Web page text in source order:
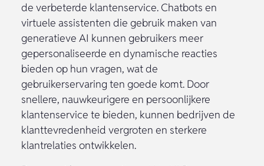
de verbeterde klantenservice. Chatbots en
virtuele assistenten die gebruik maken van
generatieve AI kunnen gebruikers meer
gepersonaliseerde en dynamische reacties
bieden op hun vragen, wat de
gebruikerservaring ten goede komt. Door
snellere, nauwkeurigere en persoonlijkere
klantenservice te bieden, kunnen bedrijven de
klanttevredenheid vergroten en sterkere
klantrelaties ontwikkelen.